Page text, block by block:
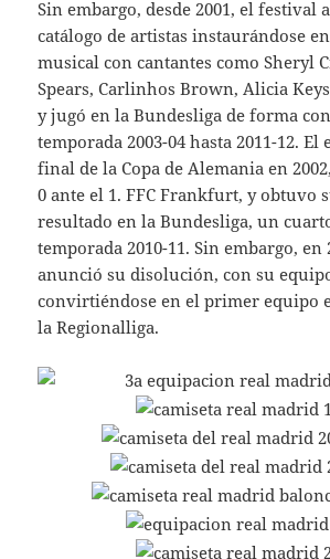
Sin embargo, desde 2001, el festival
catálogo de artistas instaurándose
musical con cantantes como Sheryl
Spears, Carlinhos Brown, Alicia
y jugó en la Bundesliga de forma
temporada 2003-04 hasta 2011-12.
final de la Copa de Alemania en
0 ante el 1. FFC Frankfurt, y obtuvo
resultado en la Bundesliga, un
temporada 2010-11. Sin embargo, en
anunció su disolución, con su
convirtiéndose en el primer equipo
la Regionalliga.